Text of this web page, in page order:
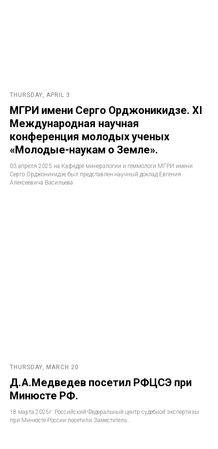
THURSDAY, APRIL 3
МГРИ имени Серго Орджоникидзе. ХI
Международная научная
конференция молодых ученых
«Молодые-наукам о Земле».
03 апреля 2025 на Кафедре минералогии и геммологи МГРИ имени
Серго Орджоникидзе был представлен научный доклад Евгения
Алексеевича Васильева
THURSDAY, MARCH 20
Д.А.Медведев посетил РФЦСЭ при
Минюсте РФ.
18 марта 2025г. Российский Федеральный центр судебной экспертизы
при Минюсте России посетили Заместитель...